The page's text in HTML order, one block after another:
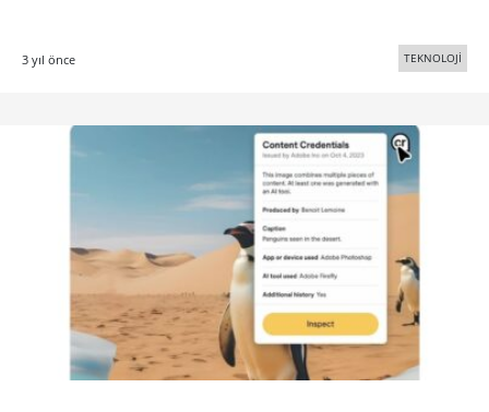
3 yıl önce TEKNOLOJİ